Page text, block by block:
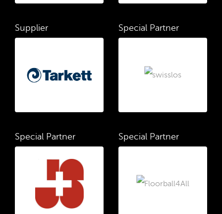
Supplier Special Partner
Special Partner Special Partner